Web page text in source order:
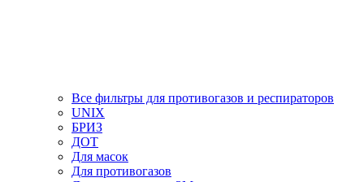
Все фильтры для противогазов и респираторов
UNIX
БРИЗ
ДОТ
Для масок
Для противогазов